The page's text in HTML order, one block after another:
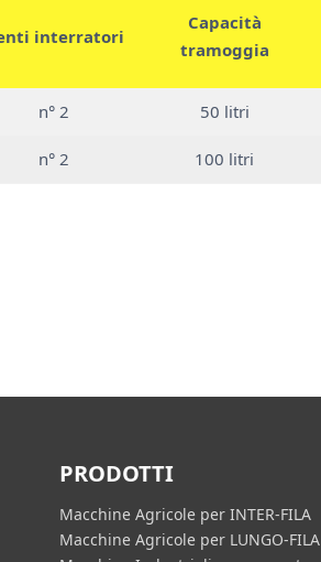
interratori
Capacità
tramoggia
n° 2 50 litri
n° 2 100 litri
PRODOTTI
Macchine Agricole per INTER-FILA
Macchine Agricole per LUNGO-FILA